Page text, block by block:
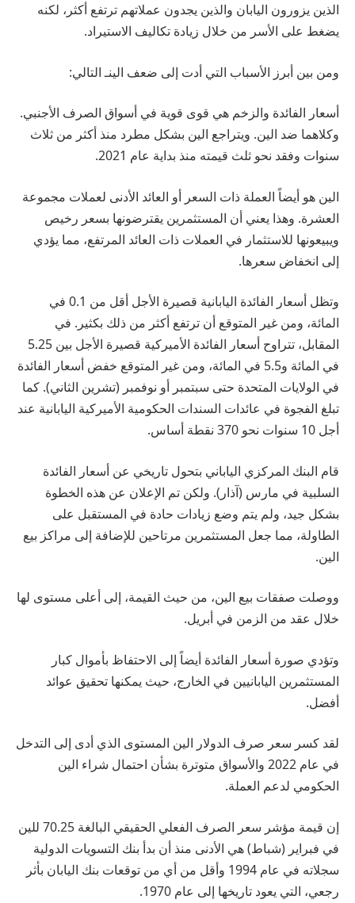
الذين يزورون اليابان والذين يجدون عملاتهم ترتفع أكثر، لكنه
يضغط على الأسر من خلال زيادة تكاليف الاستيراد.
ومن بين أبرز الأسباب التي أدت إلى ضعف الينـ التالي:
أسعار الفائدة والزخم هي قوى قوية في أسواق الصرف الأجنبي.
وكلاهما ضد الين. ويتراجع الين بشكل مطرد منذ أكثر من ثلاث
سنوات وفقد نحو ثلث قيمته منذ بداية عام 2021.
الين هو أيضاً العملة ذات السعر أو العائد الأدنى لعملات مجموعة
العشرة. وهذا يعني أن المستثمرين يقترضونها بسعر رخيص
ويبيعونها للاستثمار في العملات ذات العائد المرتفع، مما يؤدي
إلى انخفاض سعرها.
وتظل أسعار الفائدة اليابانية قصيرة الأجل أقل من 0.1 في
المائة، ومن غير المتوقع أن ترتفع أكثر من ذلك بكثير. في
المقابل، تتراوح أسعار الفائدة الأميركية قصيرة الأجل بين 5.25
في المائة و5.5 في المائة، ومن غير المتوقع خفض أسعار الفائدة
في الولايات المتحدة حتى سبتمبر أو نوفمبر (تشرين الثاني). كما
تبلغ الفجوة في عائدات السندات الحكومية الأميركية اليابانية عند
أجل 10 سنوات نحو 370 نقطة أساس.
قام البنك المركزي الياباني بتحول تاريخي عن أسعار الفائدة
السلبية في مارس (آذار). ولكن تم الإعلان عن هذه الخطوة
بشكل جيد، ولم يتم وضع زيادات حادة في المستقبل على
الطاولة، مما جعل المستثمرين مرتاحين للإضافة إلى مراكز بيع
الين.
ووصلت صفقات بيع الين، من حيث القيمة، إلى أعلى مستوى لها
خلال عقد من الزمن في أبريل.
وتؤدي صورة أسعار الفائدة أيضاً إلى الاحتفاظ بأموال كبار
المستثمرين اليابانيين في الخارج، حيث يمكنها تحقيق عوائد
أفضل.
لقد كسر سعر صرف الدولار الين المستوى الذي أدى إلى التدخل
في عام 2022 والأسواق متوترة بشأن احتمال شراء الين
الحكومي لدعم العملة.
إن قيمة مؤشر سعر الصرف الفعلي الحقيقي البالغة 70.25 للين
في فبراير (شباط) هي الأدنى منذ أن بدأ بنك التسويات الدولية
سجلاته في عام 1994 وأقل من أي من توقعات بنك اليابان بأثر
رجعي، التي يعود تاريخها إلى عام 1970.